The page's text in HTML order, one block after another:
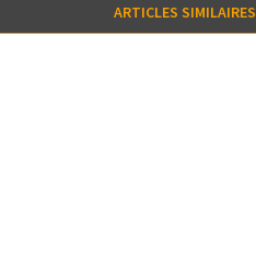
ARTICLES SIMILAIRES